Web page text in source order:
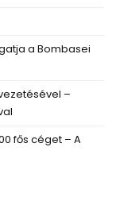
a Bombasei
–
fős céget – A